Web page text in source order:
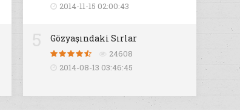
2014-11-15 02:00:43
Gözyaşındaki Sırlar
24608
2014-08-13 03:46:45